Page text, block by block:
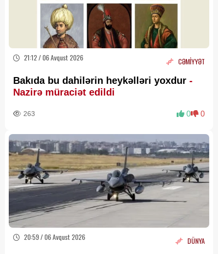
21:12 / 06 Avqust 2026 CƏMİYYƏT
Bakıda bu dahilərin heykəlləri yoxdur -
Nazirə müraciət edildi
263 0 0
20:59 / 06 Avqust 2026 DÜNYA